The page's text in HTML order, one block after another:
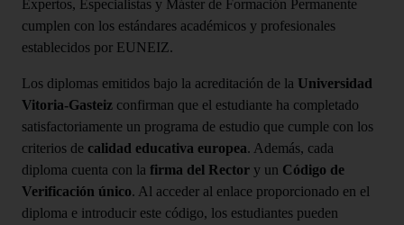
Expertos, Especialistas y Máster de Formación Permanente
cumplen con los estándares académicos y profesionales
establecidos por EUNEIZ.
Los diplomas emitidos bajo la acreditación de la Universidad
Vitoria-Gasteiz confirman que el estudiante ha completado
satisfactoriamente un programa de estudio que cumple con los
criterios de calidad educativa europea. Además, cada
diploma cuenta con la firma del Rector y un Código de
Verificación único. Al acceder al enlace proporcionado en el
diploma e introducir este código, los estudiantes pueden